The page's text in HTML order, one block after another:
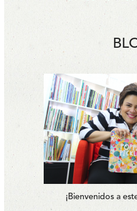
¡Bienvenidos a